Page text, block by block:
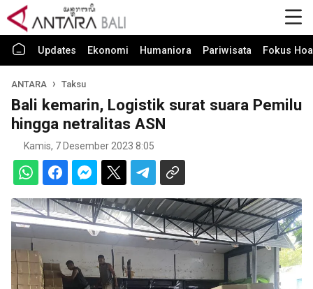
Updates Ekonomi Humaniora Pariwisata Fokus
ANTARA Taksu
Bali kemarin, Logistik surat suara Pemilu
hingga netralitas ASN
Kamis, 7 Desember 2023 8:05